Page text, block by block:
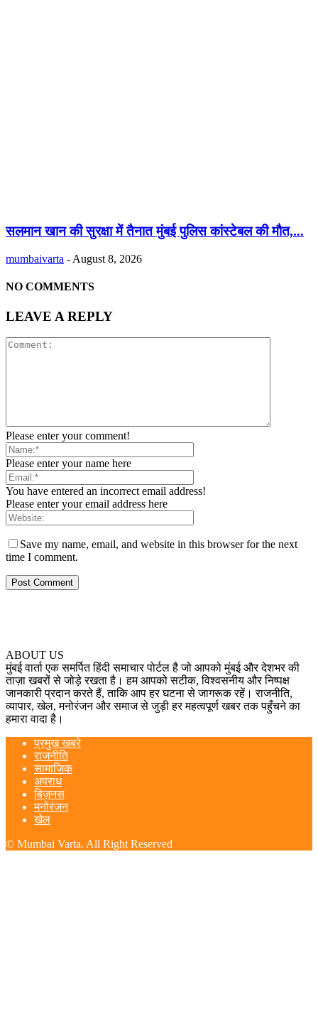
सलमान खान की सुरक्षा में तैनात मुंबई पुलिस कांस्टेबल की मौत,...
mumbaivarta - August 8, 2026
NO COMMENTS
LEAVE A REPLY
Please enter your comment!
Please enter your name here
You have entered an incorrect email address!
Please enter your email address here
Save my name, email, and website in this browser for the next
time I comment.
ABOUT US
मुंबई वार्ता एक समर्पित हिंदी समाचार पोर्टल है जो आपको मुंबई और देशभर की
ताज़ा खबरों से जोड़े रखता है। हम आपको सटीक, विश्वसनीय और निष्पक्ष
जानकारी प्रदान करते हैं, ताकि आप हर घटना से जागरूक रहें। राजनीति,
व्यापार, खेल, मनोरंजन और समाज से जुड़ी हर महत्वपूर्ण खबर तक पहुँचने का
हमारा वादा है।
प्रमुख खबरे
राजनीति
सामाजिक
अपराध
बिज़नस
मनोरंजन
खेल
© Mumbai Varta. All Right Reserved